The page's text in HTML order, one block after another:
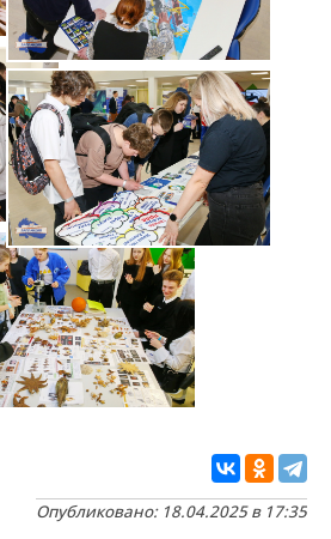
Опубликовано: 18.04.2025 в 17:35